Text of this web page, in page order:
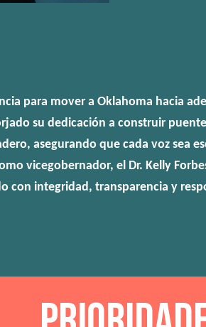
para mover a Oklahoma hacia
su dedicación a construir
asegurando que cada voz sea
vicegobernador, el Dr. Kelly
con integridad, transparencia y